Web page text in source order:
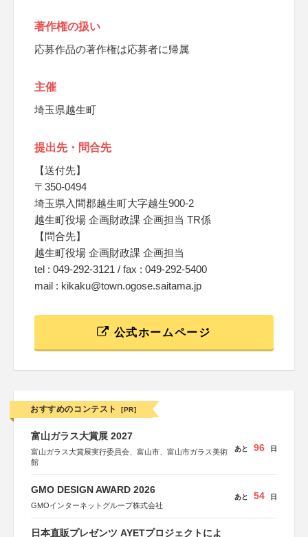
著作権の扱い
応募作品の著作権は応募者に帰属
主催
埼玉県越生町
提出先・問合先
【送付先】
〒350-0494
埼玉県入間郡越生町大字越生900-2
越生町役場 企画財政課 企画担当 TR係
【問合先】
越生町役場 企画財政課 企画担当
tel : 049-292-3121 / fax : 049-292-5400
mail : kikaku@town.ogose.saitama.jp
公式ホームページ
おすすめのコンテスト [PR]
富山ガラス大賞展 2027
富山ガラス大賞展実行委員会、富山市、富山市ガラス美術
館
あと 96 日
GMO DESIGN AWARD 2026
GMOインターネットグループ株式会社
あと 54 日
日本直販プレゼンツ AYETプロジェクトによ